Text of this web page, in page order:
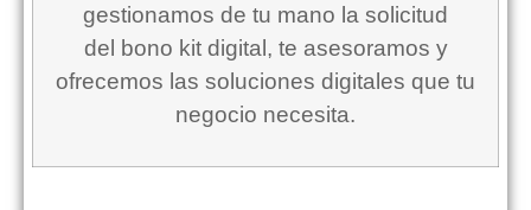
gestionamos de tu mano la solicitud
del bono kit digital, te asesoramos y
ofrecemos las soluciones digitales que tu
negocio necesita.